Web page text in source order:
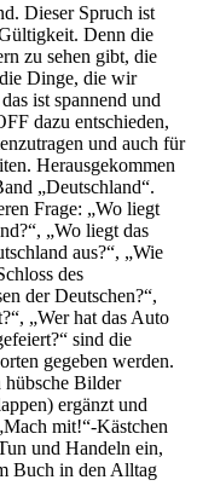
Dieser Spruch ist
Denn die
zu sehen gibt, die
Dinge, die wir
ist spannend und
dazu entschieden,
und auch für
Herausgekommen
„Deutschland“.
Frage: „Wo liegt
„Wo liegt das
aus?“, „Wie
des
der Deutschen?“,
„Wer hat das Auto
sind die
gegeben werden.
Bilder
ergänzt und
mit!“-Kästchen
und Handeln ein,
Buch in den Alltag